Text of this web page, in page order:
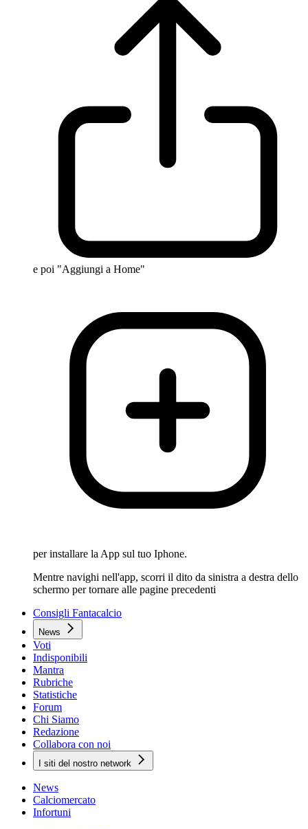
e poi "Aggiungi a Home"
per installare la App sul tuo Iphone.
Mentre navighi nell'app, scorri il dito da sinistra a destra dello
schermo per tornare alle pagine precedenti
Consigli Fantacalcio
News
Voti
Indisponibili
Mantra
Rubriche
Statistiche
Forum
Chi Siamo
Redazione
Collabora con noi
I siti del nostro network
News
Calciomercato
Infortuni